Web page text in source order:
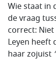
Wie staat in
de vraag
correct:
Leyen heeft
haar zojuist